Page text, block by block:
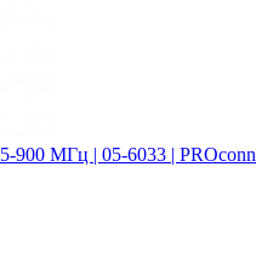
МГц | 05-6033 |